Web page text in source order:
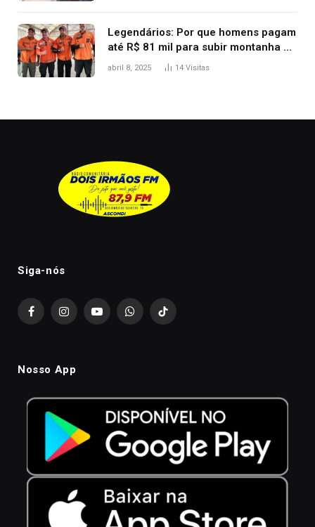
Legendários: Por que homens pagam
até R$ 81 mil para subir montanha e
melhorar casamento?
abril 8, 2025 14 Visitas
Siga-nós
FacebookInstagramYouTubeWhatsAppTikTok
Nosso App